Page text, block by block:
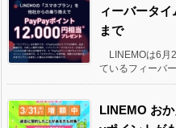
ィーバータイ
まで
LINEMOは6月
ているフィーバ
LINEMO お